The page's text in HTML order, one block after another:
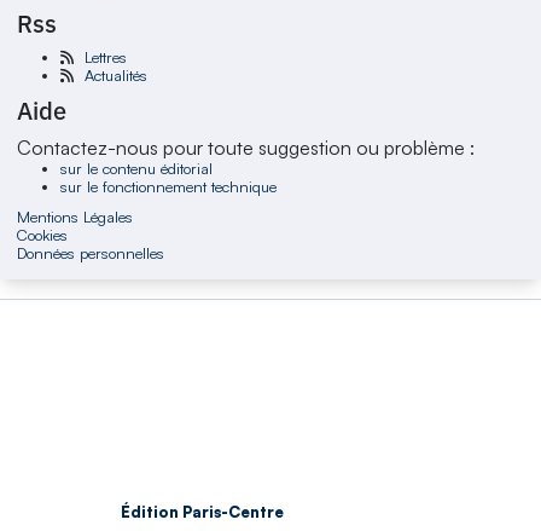
Rss
Lettres
Actualités
Aide
Contactez-nous pour toute suggestion ou problème :
sur le contenu éditorial
sur le fonctionnement technique
Mentions Légales
Cookies
Données personnelles
Édition Paris-Centre